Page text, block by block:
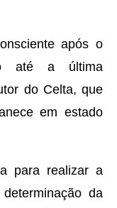
após o
até a última
do Celta, que
em estado
para realizar a
da